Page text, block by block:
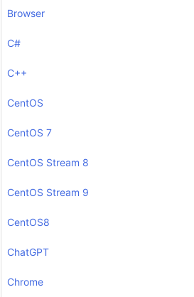
Browser
C#
C++
CentOS
CentOS 7
CentOS Stream 8
CentOS Stream 9
CentOS8
ChatGPT
Chrome